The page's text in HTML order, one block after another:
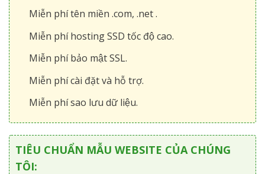
Miễn phí tên miền .com, .net .
Miễn phí hosting SSD tốc độ cao.
Miễn phí bảo mật SSL.
Miễn phí cài đặt và hỗ trợ.
Miễn phí sao lưu dữ liệu.
TIÊU CHUẨN MẪU WEBSITE CỦA CHÚNG
TÔI: